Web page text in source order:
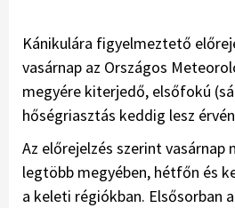
Kánikulára figyelmeztető
vasárnap az Országos
megyére kiterjedő, elsőfokú
hőségriasztás keddig lesz
Az előrejelzés szerint vasárnap
legtöbb megyében, hétfőn és
a keleti régiókban. Elsősorban